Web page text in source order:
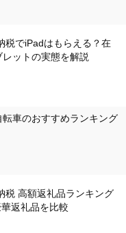
税でiPadはもらえる？在
ットの実態を解説
車のおすすめランキング
税 高額返礼品ランキング
返礼品を比較